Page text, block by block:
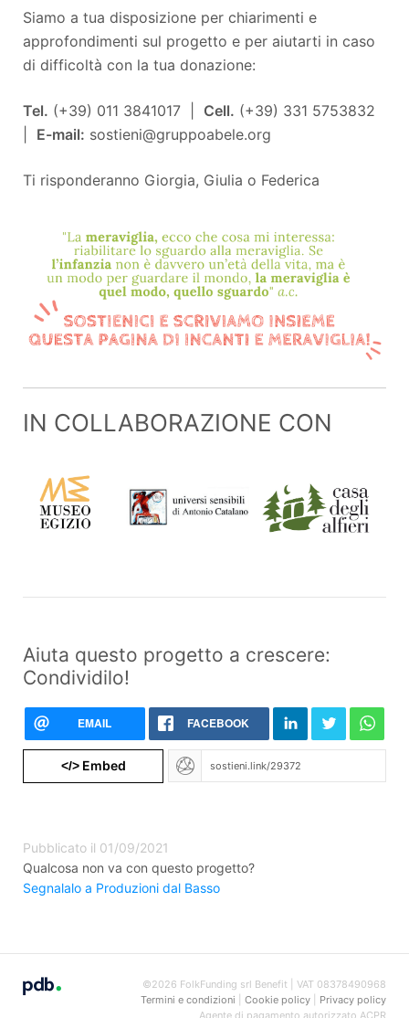
Siamo a tua disposizione per chiarimenti e
approfondimenti sul progetto e per aiutarti in caso
di difficoltà con la tua donazione:
Tel. (+39) 011 3841017 | Cell. (+39) 331 5753832
E-mail: sostieni@gruppoabele.org
Ti risponderanno Giorgia, Giulia o Federica
IN COLLABORAZIONE CON
Aiuta questo progetto a crescere:
Condividilo!
EMAIL FACEBOOK
</>Embed
Pubblicato il 01/09/2021
Qualcosa non va con questo progetto?
Segnalalo a Produzioni dal Basso
©2026 FolkFunding srl Benefit | VAT 08378490968
Termini e condizioni
Cookie policy| Privacy policy
Agente di pagamento autorizzato ACPR